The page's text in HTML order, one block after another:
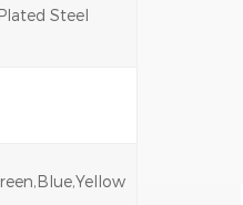
Steel